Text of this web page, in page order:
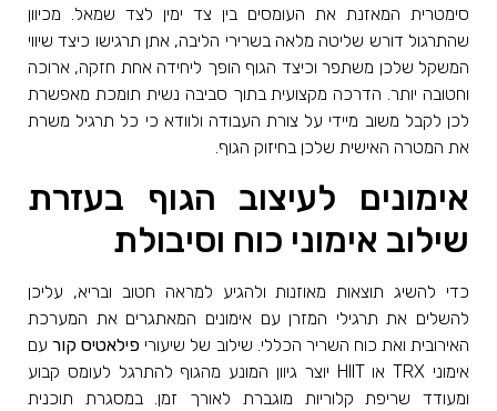
סימטרית המאזנת את העומסים בין צד ימין לצד שמאל. מכיוון
שהתרגול דורש שליטה מלאה בשרירי הליבה, אתן תרגישו כיצד שיווי
המשקל שלכן משתפר וכיצד הגוף הופך ליחידה אחת חזקה, ארוכה
וחטובה יותר. הדרכה מקצועית בתוך סביבה נשית תומכת מאפשרת
לכן לקבל משוב מיידי על צורת העבודה ולוודא כי כל תרגיל משרת
את המטרה האישית שלכן בחיזוק הגוף.
אימונים לעיצוב הגוף בעזרת
שילוב אימוני כוח וסיבולת
כדי להשיג תוצאות מאוזנות ולהגיע למראה חטוב ובריא, עליכן
להשלים את תרגילי המזרן עם אימונים המאתגרים את המערכת
האירובית ואת כוח השריר הכללי. שילוב של שיעורי פילאטיס קורעם
אימוני TRX או HIIT יוצר גיוון המונע מהגוף להתרגל לעומס קבוע
ומעודד שריפת קלוריות מוגברת לאורך זמן. במסגרת תוכנית